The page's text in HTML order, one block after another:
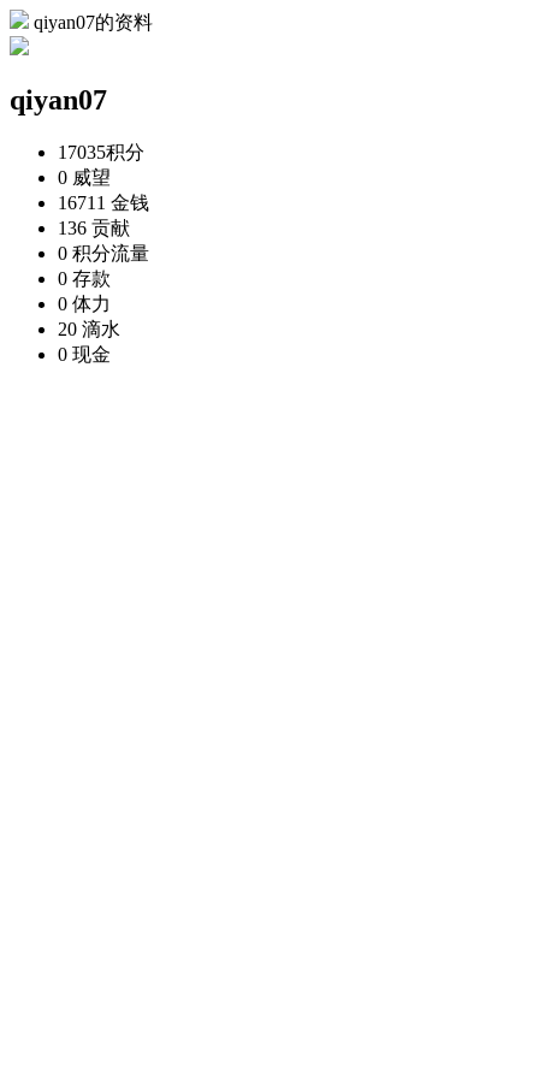
qiyan07的资料
qiyan07
17035积分
0 威望
16711 金钱
136 贡献
0 积分流量
0 存款
0 体力
20 滴水
0 现金